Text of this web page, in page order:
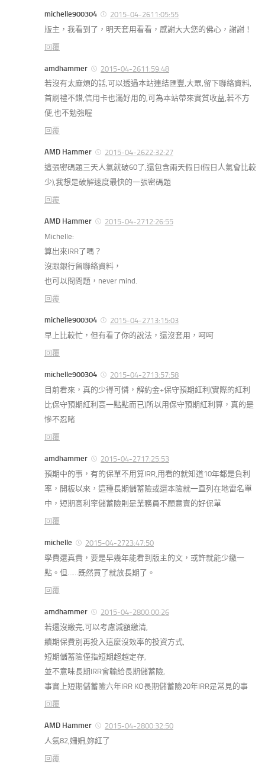
michelle900304
2015-04-2611:05:55
版主，我看到了，明天套用看看，感謝大大您的佛心，謝謝！
回覆
amdhammer
2015-04-2611:59:48
若沒有太麻煩的話,可以透過本站連結匯豐,大眾,留下聯絡資料,
首刷禮不錯,信用卡也滿好用的,可為本站帶來實質收益,若不方
便,也不勉強喔
回覆
AMD Hammer
2015-04-2622:32:27
這張密碼題三天人氣就破60了,還包含兩天假日(假日人氣會比較
少),我想是破解速度最快的一張密碼題
回覆
AMD Hammer
2015-04-2712:26:55
Michelle:
算出來IRR了嗎？
沒跟銀行留聯絡資料，
也可以問問題，never mind.
回覆
michelle900304
2015-04-2713:15:03
早上比較忙，但有看了你的說法，還沒套用，呵呵
回覆
michelle900304
2015-04-2713:57:58
目前看來，真的少得可憐，解約金+保守預期紅利(實際的紅利
比保守預期紅利高一點點而已)所以用保守預期紅利算，真的是
慘不忍睹
回覆
amdhammer
2015-04-2717:25:53
預期中的事，有的保單不用算IRR,用看的就知道10年都是負利
率，開板以來，這種長期儲蓄險或還本險就一直列在地雷名單
中，短期高利率儲蓄險則是業務員不願意賣的好保單
回覆
michelle
2015-04-2723:47:50
學費還真貴，要是早幾年能看到版主的文，或許就能少繳一
點。但……既然買了就放長期了。
回覆
amdhammer
2015-04-2800:00:26
若還沒繳完,可以考慮減額繳清,
續期保費別再投入這麼沒效率的投資方式,
短期儲蓄險僅指短期超越定存,
並不意味長期IRR會輸給長期儲蓄險,
事實上短期儲蓄險六年IRR KO長期儲蓄險20年IRR是常見的事
回覆
AMD Hammer
2015-04-2800:32:50
人氣82,姍姍,妳紅了
回覆